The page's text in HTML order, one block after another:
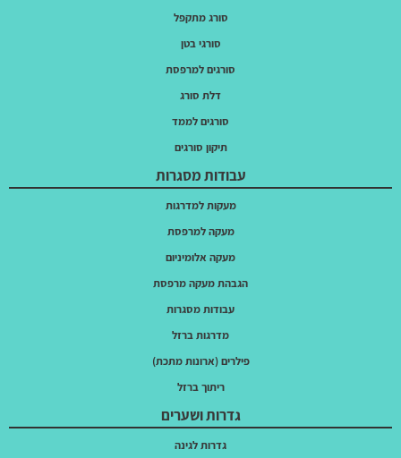
סורג מתקפל
סורגי בטן
סורגים למרפסת
דלת סורג
סורגים לממד
תיקון סורגים
עבודות מסגרות
מעקות למדרגות
מעקה למרפסת
מעקה אלומיניום
הגבהת מעקה מרפסת
עבודות מסגרות
מדרגות ברזל
פילרים (ארונות מתכת)
ריתוך ברזל
גדרות ושערים
גדרות לגינה